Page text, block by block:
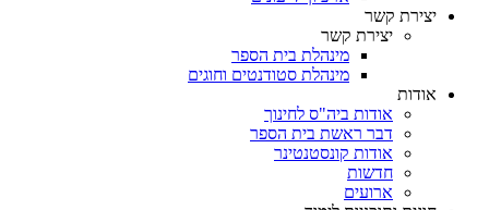
יצירת קשר
יצירת קשר
מינהלת בית הספר
מינהלת סטודנטים וחוגים
אודות
אודות ביה"ס לחינוך
דבר ראשת בית הספר
אודות קונסטנטינר
חדשות
ארועים